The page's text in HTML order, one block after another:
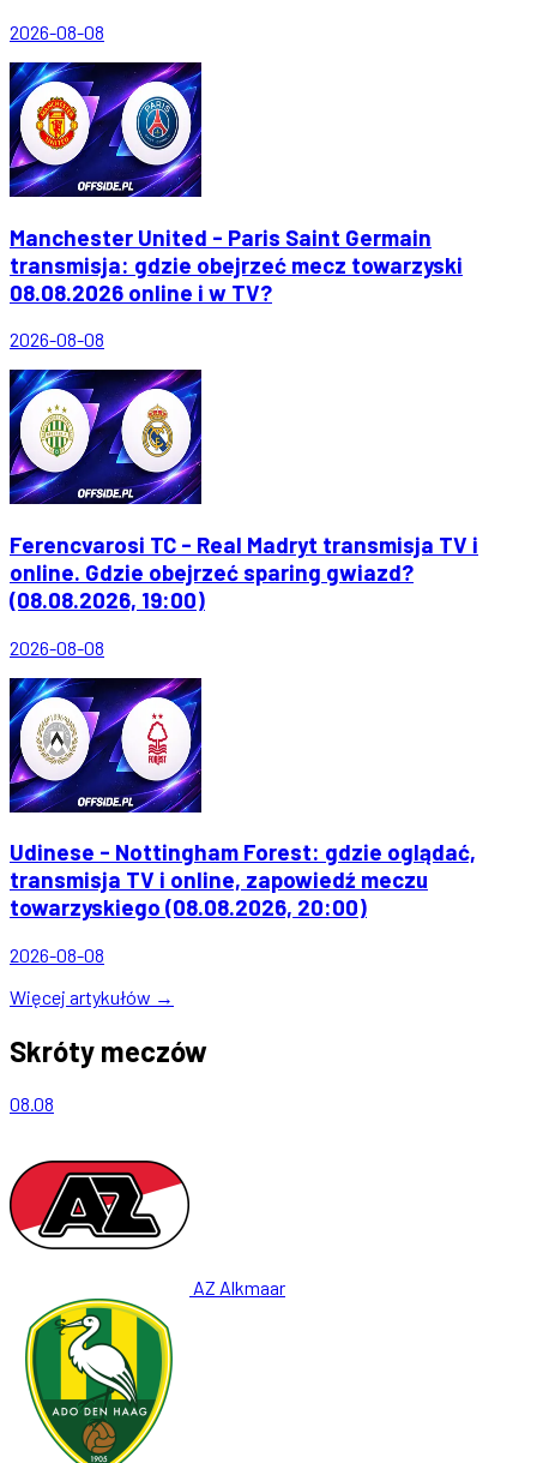
2026-08-08
Manchester United - Paris Saint Germain
transmisja: gdzie obejrzeć mecz towarzyski
08.08.2026 online i w TV?
2026-08-08
Ferencvarosi TC - Real Madryt transmisja TV i
online. Gdzie obejrzeć sparing gwiazd?
(08.08.2026, 19:00)
2026-08-08
Udinese - Nottingham Forest: gdzie oglądać,
transmisja TV i online, zapowiedź meczu
towarzyskiego (08.08.2026, 20:00)
2026-08-08
Więcej artykułów →
Skróty meczów
08.08
AZ Alkmaar